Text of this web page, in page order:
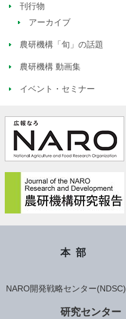
刊行物
アーカイブ
農研機構「旬」の話題
農研機構 動画集
イベント・セミナー
本部
NARO開発戦略センター(NDSC)
研究センター